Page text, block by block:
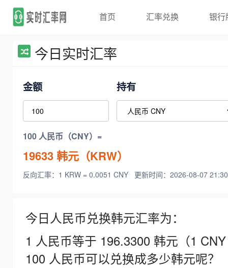
首页 汇率兑换 银行
今日实时汇率
金额 持有
100 人民币（CNY）=
19633韩元（KRW）
反向汇率：1 KRW = 0.0051 CNY 更新时间：2026-08-07
今日人民币兑换韩元汇率为：
1 人民币等于 196.3300 韩元（1
100 人民币可以兑换成多少韩元呢？